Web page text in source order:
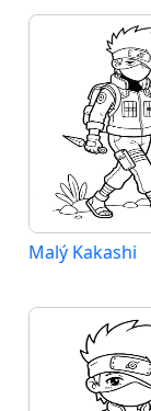
Malý Kakashi